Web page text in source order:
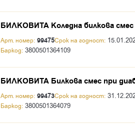
БИЛКОВИТА Коледна билкова смес
Арт. номер: 99475Срок на годност:
Баркод: 3800501364109
БИЛКОВИТА Билкова смес при
Арт. номер: 99473Срок на годност:
Баркод: 3800501364079